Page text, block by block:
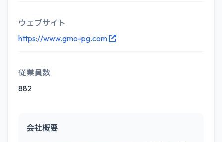
ウェブサイト
https://www.gmo-pg.com
従業員数
882
会社概要